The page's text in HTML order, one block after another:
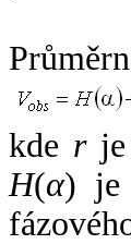
kde rje
H(α) je